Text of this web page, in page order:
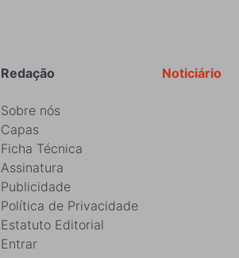
Noticiário
Redação
Sobre nós
Capas
Ficha Técnica
Assinatura
Publicidade
Política de Privacidade
Estatuto Editorial
Entrar